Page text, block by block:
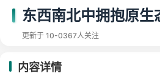
东西南北中拥抱原生
更新于 10-0367人关注
内容详情